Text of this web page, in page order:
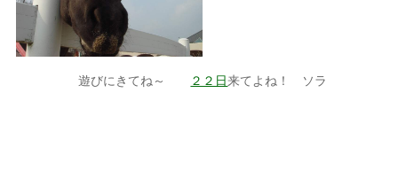
遊びにきてね～ ２２日来てよね！ ソラ